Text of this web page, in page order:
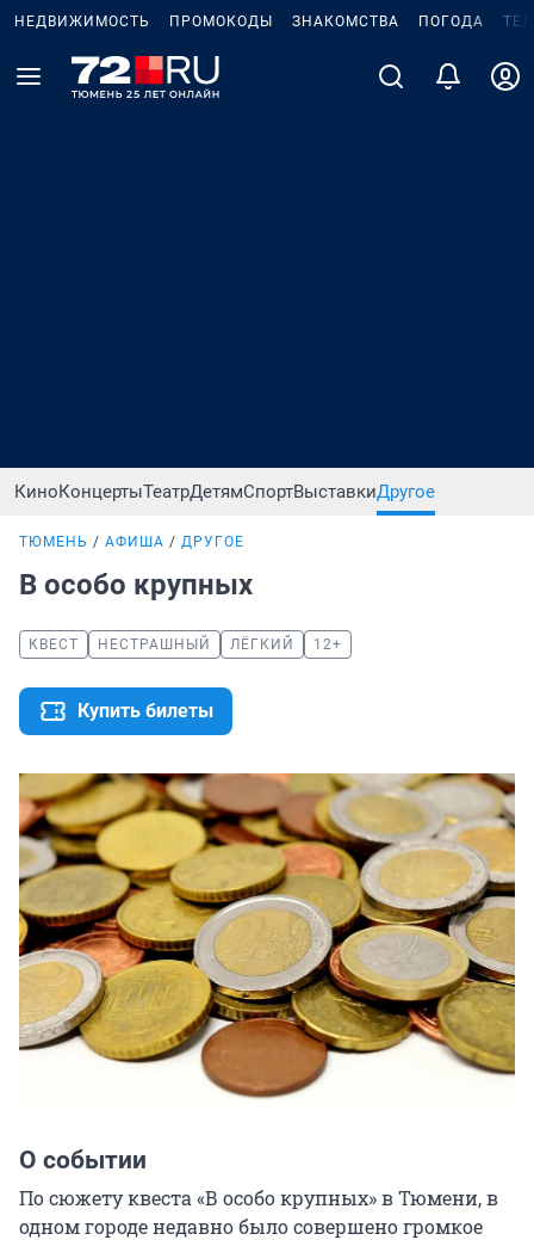
НЕДВИЖИМОСТЬ ПРОМОКОДЫ ЗНАКОМСТВА ПОГОДА
КиноКонцертыТеатрДетямСпортВыставкиДругое
ТЮМЕНЬ АФИША ДРУГОЕ
В особо крупных
КВЕСТ НЕСТРАШНЫЙ ЛЁГКИЙ 12+
Купить билеты
О событии
По сюжету квеста «В особо крупных» в Тюмени, в
одном городе недавно было совершено громкое